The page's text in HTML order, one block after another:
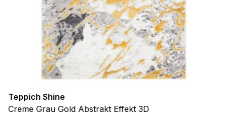
Teppich Shine
Creme Grau Gold Abstrakt Effekt 3D